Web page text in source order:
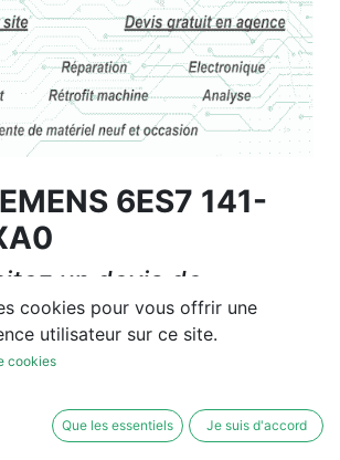
6ES7 141-
un devis de
de vente, un
site?
cookies pour vous offrir une
utilisateur sur ce site.
cookies
Que les essentiels Je suis d'accord